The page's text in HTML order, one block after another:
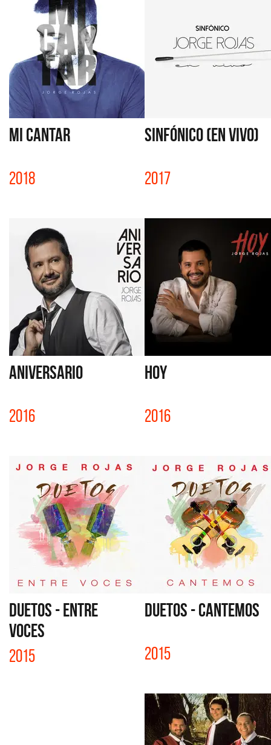
MI CANTAR
2018
SINFÓNICO (EN VIVO)
2017
ANIVERSARIO
2016
HOY
2016
DUETOS - ENTRE
VOCES
2015
DUETOS - CANTEMOS
2015